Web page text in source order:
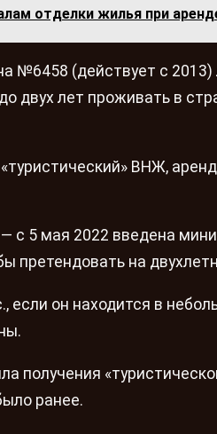
отделки жилья при
№6458 (действует с
двух лет проживать в
ВНЖ,
с 5 мая 2022 введена
претендовать на
он находится в
получения
ранее.